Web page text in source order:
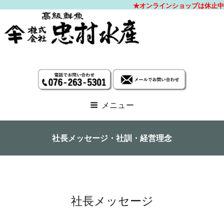
高
メニュー
社長メッセージ・社訓・経営理念
社長メッセージ